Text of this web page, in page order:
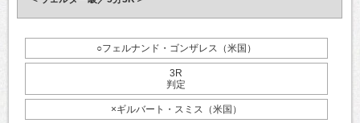
○フェルナンド・ゴンザレス（米国）
3R
判定
×ギルバート・スミス（米国）